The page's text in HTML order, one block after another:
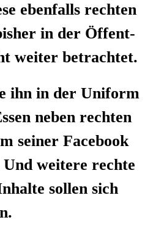
eben­falls rech­ten
in der Öffent­
wei­ter betrachtet.
ihn in der Uni­form
neben rech­ten
sei­ner Face­book
Und wei­te­re rech­te
sol­len sich